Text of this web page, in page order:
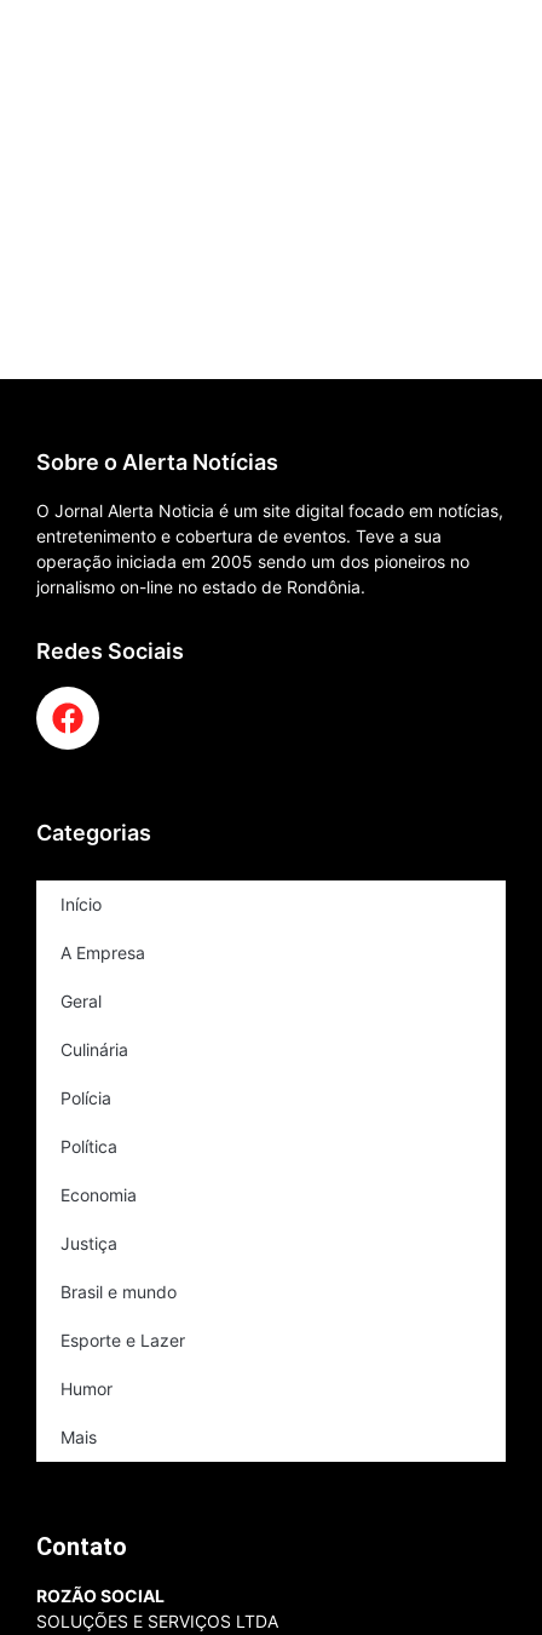
Sobre o Alerta Notícias
O Jornal Alerta Noticia é um site digital focado em notícias,
entretenimento e cobertura de eventos. Teve a sua
operação iniciada em 2005 sendo um dos pioneiros no
jornalismo on-line no estado de Rondônia.
Redes Sociais
Categorias
Início
A Empresa
Geral
Culinária
Polícia
Política
Economia
Justiça
Brasil e mundo
Esporte e Lazer
Humor
Mais
Contato
ROZÃO SOCIAL
SOLUÇÕES E SERVIÇOS LTDA